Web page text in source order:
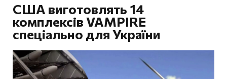
США виготовлять 14
комплексів VAMPIRE
спеціально для України